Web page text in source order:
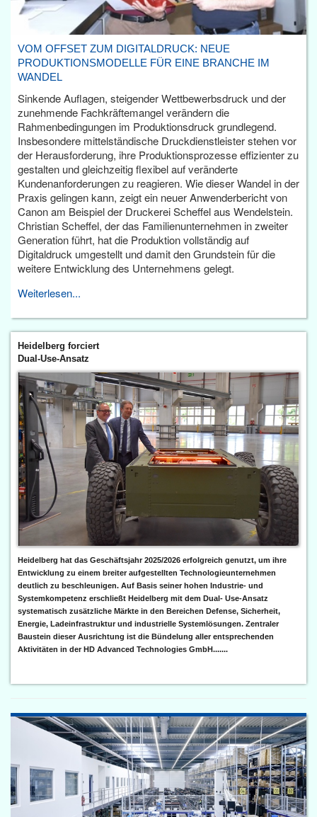
VOM OFFSET ZUM DIGITALDRUCK: NEUE
PRODUKTIONSMODELLE FÜR EINE BRANCHE IM
WANDEL
Sinkende Auflagen, steigender Wettbewerbsdruck und der
zunehmende Fachkräftemangel verändern die
Rahmenbedingungen im Produktionsdruck grundlegend.
Insbesondere mittelständische Druckdienstleister stehen vor
der Herausforderung, ihre Produktionsprozesse effizienter zu
gestalten und gleichzeitig flexibel auf veränderte
Kundenanforderungen zu reagieren. Wie dieser Wandel in der
Praxis gelingen kann, zeigt ein neuer Anwenderbericht von
Canon am Beispiel der Druckerei Scheffel aus Wendelstein.
Christian Scheffel, der das Familienunternehmen in zweiter
Generation führt, hat die Produktion vollständig auf
Digitaldruck umgestellt und damit den Grundstein für die
weitere Entwicklung des Unternehmens gelegt.
Weiterlesen...
Heidelberg forciert
Dual-Use-Ansatz
Heidelberg hat das Geschäftsjahr 2025/2026 erfolgreich genutzt, um ihre
Entwicklung zu einem breiter aufgestellten Technologieunternehmen
deutlich zu beschleunigen. Auf Basis seiner hohen Industrie- und
Systemkompetenz erschließt Heidelberg mit dem Dual- Use-Ansatz
systematisch zusätzliche Märkte in den Bereichen Defense, Sicherheit,
Energie, Ladeinfrastruktur und industrielle Systemlösungen. Zentraler
Baustein dieser Ausrichtung ist die Bündelung aller entsprechenden
Aktivitäten in der HD Advanced Technologies GmbH.......